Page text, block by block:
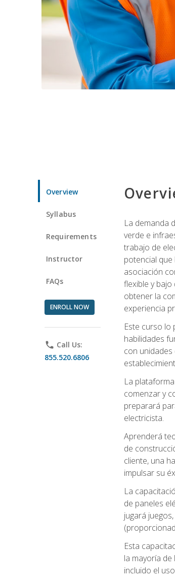
Overview
Syllabus
Requirements
Instructor
FAQs
ENROLL NOW
phone Call Us:
855.520.6806
La demanda
verde e
trabajo de
potencial
asociación
flexible y
obtener la
experiencia
Este curso lo
habilidades
con
La
comenzar y
preparará
electricista.
Aprenderá
de
cliente, una
impulsar su
La
de paneles
jugará
Esta
la mayoría
incluido el